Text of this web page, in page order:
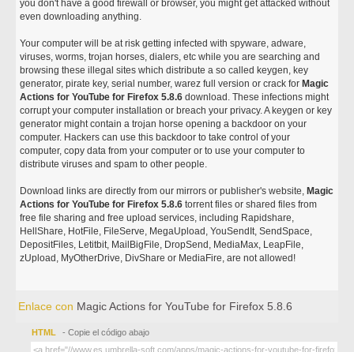
you don't have a good firewall or browser, you might get attacked without
even downloading anything.
Your computer will be at risk getting infected with spyware, adware,
viruses, worms, trojan horses, dialers, etc while you are searching and
browsing these illegal sites which distribute a so called keygen, key
generator, pirate key, serial number, warez full version or crack for Magic
Actions for YouTube for Firefox 5.8.6 download. These infections might
corrupt your computer installation or breach your privacy. A keygen or key
generator might contain a trojan horse opening a backdoor on your
computer. Hackers can use this backdoor to take control of your
computer, copy data from your computer or to use your computer to
distribute viruses and spam to other people.
Download links are directly from our mirrors or publisher's website, Magic
Actions for YouTube for Firefox 5.8.6 torrent files or shared files from
free file sharing and free upload services, including Rapidshare,
HellShare, HotFile, FileServe, MegaUpload, YouSendIt, SendSpace,
DepositFiles, Letitbit, MailBigFile, DropSend, MediaMax, LeapFile,
zUpload, MyOtherDrive, DivShare or MediaFire, are not allowed!
Enlace con Magic Actions for YouTube for Firefox 5.8.6
HTML - Copie el código abajo